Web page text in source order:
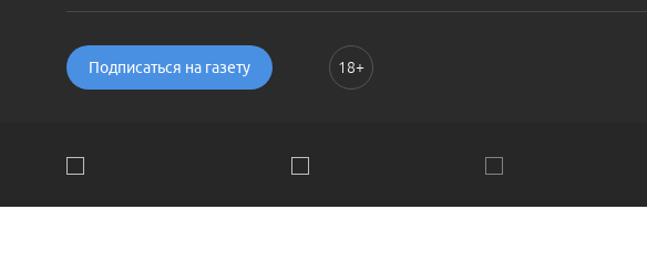
Подписаться на газету 18+